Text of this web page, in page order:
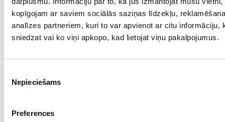
kopīgojam ar saviem sociālās saziņas līdzekļu,
analīzes partneriem, kuri to var apvienot ar citu informāciju,
sniedzat vai ko viņi apkopo, kad lietojat viņu pakalpojumus.
izvēle
Nepieciešams
Preferences